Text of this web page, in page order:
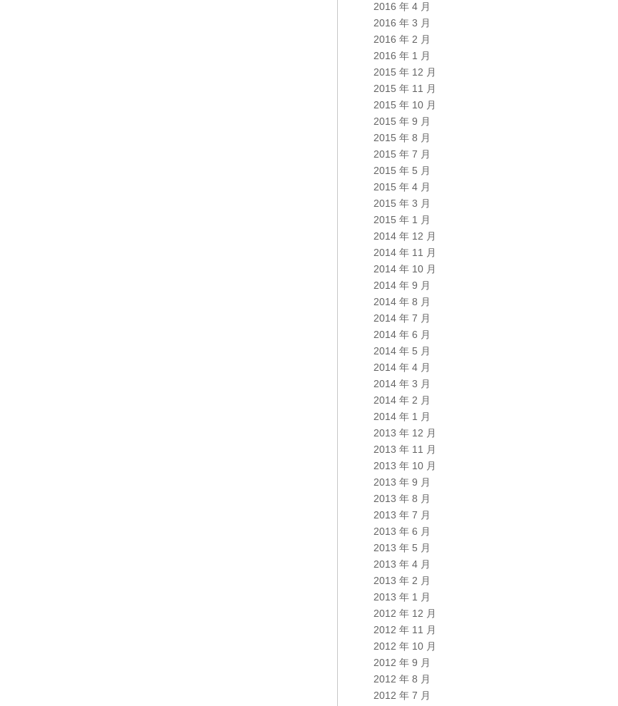
2016 年 4 月
2016 年 3 月
2016 年 2 月
2016 年 1 月
2015 年 12 月
2015 年 11 月
2015 年 10 月
2015 年 9 月
2015 年 8 月
2015 年 7 月
2015 年 5 月
2015 年 4 月
2015 年 3 月
2015 年 1 月
2014 年 12 月
2014 年 11 月
2014 年 10 月
2014 年 9 月
2014 年 8 月
2014 年 7 月
2014 年 6 月
2014 年 5 月
2014 年 4 月
2014 年 3 月
2014 年 2 月
2014 年 1 月
2013 年 12 月
2013 年 11 月
2013 年 10 月
2013 年 9 月
2013 年 8 月
2013 年 7 月
2013 年 6 月
2013 年 5 月
2013 年 4 月
2013 年 2 月
2013 年 1 月
2012 年 12 月
2012 年 11 月
2012 年 10 月
2012 年 9 月
2012 年 8 月
2012 年 7 月